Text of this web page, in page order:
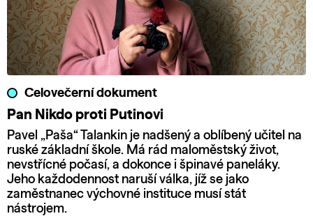
Celovečerní dokument
Pan Nikdo proti Putinovi
Pavel „Paša“ Talankin je nadšený a oblíbený učitel na
ruské základní škole. Má rád maloměstský život,
nevstřícné počasí, a dokonce i špinavé paneláky.
Jeho každodennost naruší válka, jíž se jako
zaměstnanec výchovné instituce musí stát
nástrojem.